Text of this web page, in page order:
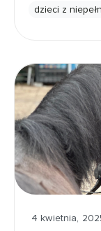
dzieci z
4 kwietnia,